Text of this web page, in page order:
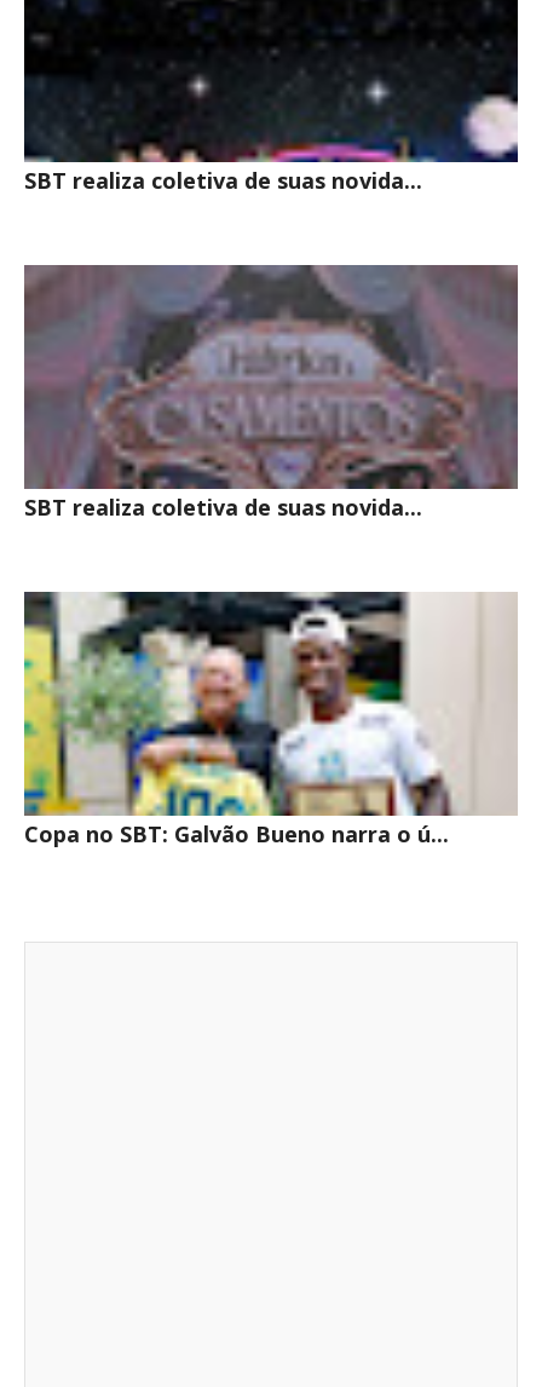
SBT realiza coletiva de suas novida...
SBT realiza coletiva de suas novida...
Copa no SBT: Galvão Bueno narra o ú...